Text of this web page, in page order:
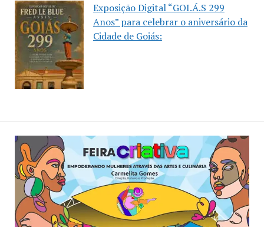
Exposição Digital “GOI.Á.S 299
Anos” para celebrar o aniversário da
Cidade de Goiás: